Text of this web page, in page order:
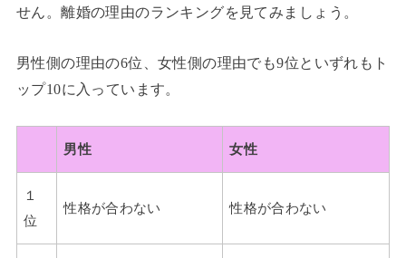
せん。離婚の理由のランキングを見てみましょう。
男性側の理由の6位、女性側の理由でも9位といずれもト
ップ10に入っています。
男性 女性
１
位
性格が合わない 性格が合わない